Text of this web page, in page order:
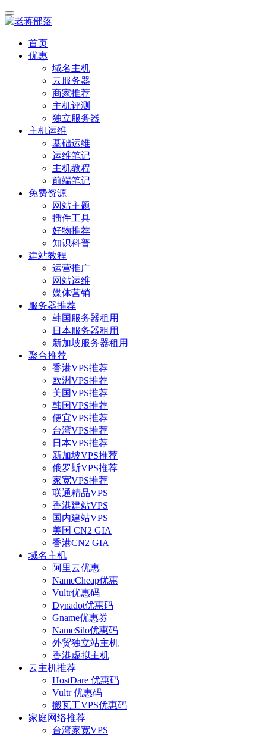
首页
优惠
域名主机
云服务器
商家推荐
主机评测
独立服务器
主机运维
基础运维
运维笔记
主机教程
前端笔记
免费资源
网站主题
插件工具
好物推荐
知识科普
建站教程
运营推广
网站运维
媒体营销
服务器推荐
韩国服务器租用
日本服务器租用
新加坡服务器租用
聚合推荐
香港VPS推荐
欧洲VPS推荐
美国VPS推荐
韩国VPS推荐
便宜VPS推荐
台湾VPS推荐
日本VPS推荐
新加坡VPS推荐
俄罗斯VPS推荐
家宽VPS推荐
联通精品VPS
香港建站VPS
国内建站VPS
美国 CN2 GIA
香港CN2 GIA
域名主机
阿里云优惠
NameCheap优惠
Vultr优惠码
Dynadot优惠码
Gname优惠券
NameSilo优惠码
外贸独立站主机
香港虚拟主机
云主机推荐
HostDare 优惠码
Vultr 优惠码
搬瓦工VPS优惠码
家庭网络推荐
台湾家宽VPS